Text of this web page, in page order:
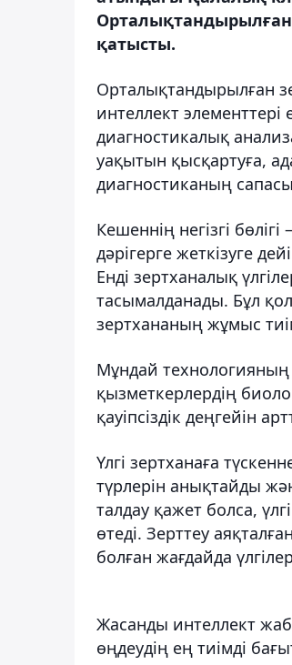
қатысты.
Орталықтандырылған
интеллект элементтері
диагностикалық
уақытын қысқартуға,
диагностиканың
Кешеннің негізгі
дәрігерге жеткізуге
Енді зертханалық
тасымалданады. Бұл
зертхананың жұмыс
Мұндай
қызметкерлердің
қауіпсіздік деңгейін
Үлгі зертханаға
түрлерін анықтайды
талдау қажет болса,
өтеді. Зерттеу
болған жағдайда
Жасанды интеллект
өңдеудің ең тиімді